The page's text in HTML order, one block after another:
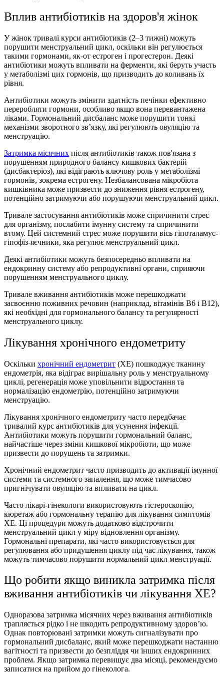
Вплив антибіотиків на здоров'я жінок
У жінок тривалі курси антибіотиків (2–3 тижні) можуть
порушити менструальний цикл, оскiльки вiн регулюється
такими гормонами, як-от естроген і прогестерон. Деякі
антибіотики можуть впливати на ферменти, які беруть участь
у метаболізмі цих гормонів, що призводить до коливань їх
рівня.
Антибіотики можуть змінити здатність печінки ефективно
переробляти гормони, особливо якщо вона перевантажена
ліками. Гормональний дисбаланс може порушити тонкі
механізми зворотного зв’язку, які регулюють овуляцію та
менструацію.
Затримка місячних після антибіотиків також пов'язана з
порушенням природного балансу кишкових бактерій
(дисбактеріоз), які відіграють ключову роль у метаболізмі
гормонів, зокрема естрогену. Незбалансована мікробіота
кишківника може призвести до зниження рівня естрогену,
потенційно затримуючи або порушуючи менструальний цикл.
Тривале застосування антибіотиків може спричинити стрес
для організму, послабити імунну систему та спричинити
втому. Цей системний стрес може порушити вісь гіпоталамус-
гіпофіз-яєчники, яка регулює менструальний цикл.
Деякі антибіотики можуть безпосередньо впливати на
ендокринну систему або репродуктивні органи, сприяючи
порушенням менструального циклу.
Тривале вживання антибіотиків може перешкоджати
засвоєнню поживних речовин (наприклад, вітамінів B6 і B12),
які необхідні для гормонального балансу та регулярності
менструального циклу.
Лікування хронічного ендометриту
Оскiльки хронічний ендометрит (ХЕ) пошкоджує тканину
ендометрія, яка відіграє вирішальну роль у менструальному
циклі, регенерацiя може уповільнити відростання та
нормалізацію ендометрію, потенційно затримуючи
менструацію.
Лікування хронічного ендометриту часто передбачає
тривалий курс антибіотиків для усунення інфекції.
Антибіотики можуть порушити гормональний баланс,
найчастіше через зміни кишкової мікробіоти, що може
призвести до порушень та затримки.
Хронічний ендометрит часто призводить до активації імунної
системи та системного запалення, що може тимчасово
пригнічувати овуляцію та впливати на цикл.
Часто лiкарi-гiнекологи використовують гістероскопію,
кюретаж або гормональну терапію для лікування симптомів
ХЕ. Ці процедури можуть додатково відстрочити
менструальний цикл у міру відновлення організму.
Гормональні препарати, які часто використовується для
регулювання або придушення циклу під час лікування, також
можуть тимчасово порушити нормальний цикл менструації.
Що робити якщо виникла затримка після
вживання антибіотиків чи лікування ХЕ?
Одноразова затримка місячних через вживання антибіотиків
трапляється рідко і не шкодить репродуктивному здоров’ю.
Однак повторювані затримки можуть сигналізувати про
гормональний дисбаланс, який може перешкоджати настанню
вагітності та призвести до безпліддя чи інших ендокринних
проблем. Якщо затримка перевищує два місяці, рекомендуємо
записатися на прийом до гінеколога.